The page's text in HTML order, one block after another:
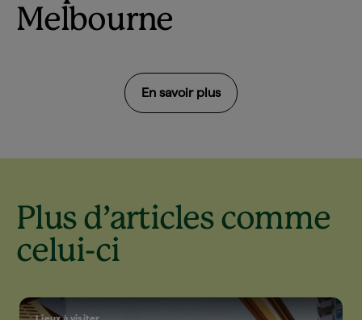
Melbourne
En savoir plus
Plus d’articles comme
celui-ci